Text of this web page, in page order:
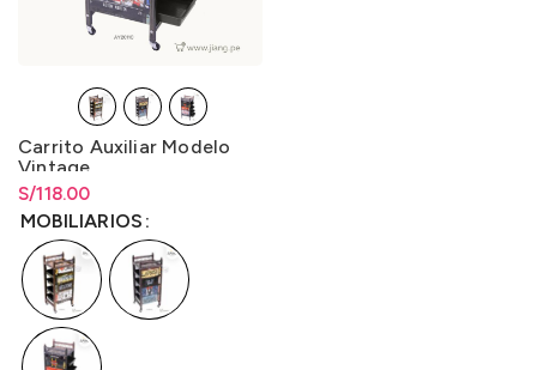
Carrito Auxiliar Modelo
Vintage
S/118.00
Rango de precios: desde
S/118.00hastaS/
MOBILIARIOS